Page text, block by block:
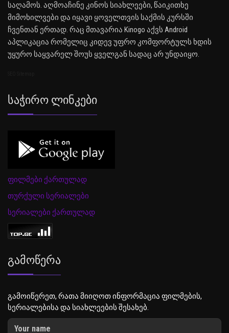
საღამოს. აღმოაჩინე კინოს სიახლეები, წაიკითხე
მიმოხილვები და იყავი ყოველთვის საქმის კურსში
ჩვენთან ერთად. რაც მთავარია Kinogo აქვს Android
აპლიკაცია რომელიც კიდევ უფრო კომფორტულს ხდის
უყურო საყვარელ შოუს ყველგან სადაც არ უნდაიყო.
Საჭირო Ლინკები
ფილმები ქართულად
თურქული სერიალები
სერიალები ქართულად
Გამოწერა
გამოიწერეთ, რათა მიიღოთ ინფორმაცია ფილმების,
სერიალებისა და სიახლეების შესახებ.